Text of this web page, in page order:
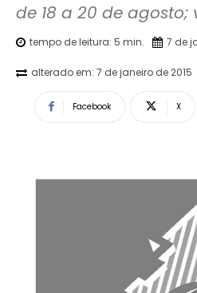
de 18 a 20 de agosto;
tempo de leitura: 5 min. 7 de
alterado em: 7 de janeiro de 2015
Facebook X